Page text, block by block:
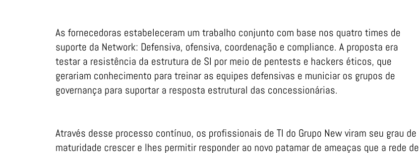
As fornecedoras estabeleceram um trabalho conjunto com base nos quatro times de
suporte da Network: Defensiva, ofensiva, coordenação e compliance. A proposta era
testar a resistência da estrutura de SI por meio de pentests e hackers éticos, que
gerariam conhecimento para treinar as equipes defensivas e municiar os grupos de
governança para suportar a resposta estrutural das concessionárias.
Através desse processo contínuo, os profissionais de TI do Grupo New viram seu grau de
maturidade crescer e lhes permitir responder ao novo patamar de ameaças que a rede de